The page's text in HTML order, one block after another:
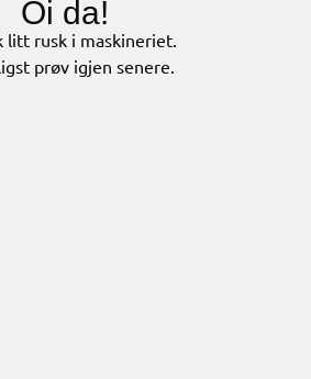
Oi da!
litt rusk i maskineriet.
prøv igjen senere.